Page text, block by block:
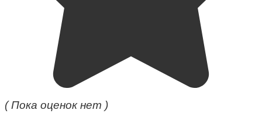
( Пока оценок нет )